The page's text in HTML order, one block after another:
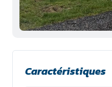
Caractéristiques